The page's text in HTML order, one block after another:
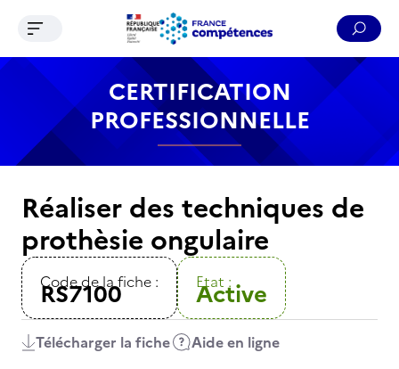
Contenu Recherche Menu Pied de page
Ouvrir le menu de navigation
CERTIFICATION
PROFESSIONNELLE
Réaliser des techniques de
prothèsie ongulaire
Code de la fiche :
RS7100 Etat :
Active
Télécharger la fiche Aide en ligne